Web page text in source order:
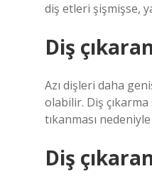
diş etleri şişmişse,
Diş
Azı dişleri daha
olabilir. Diş
tıkanması
Diş